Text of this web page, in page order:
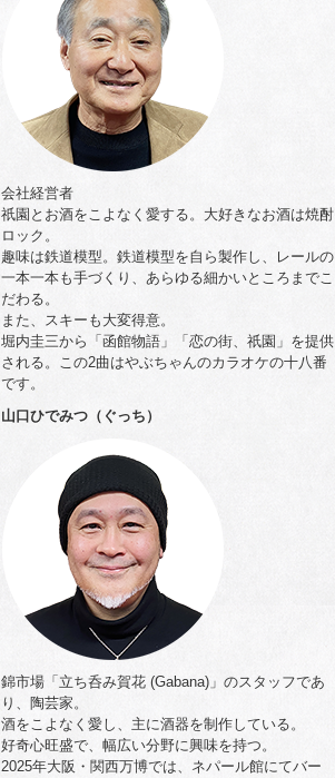
会社経営者
祇園とお酒をこよなく愛する。大好きなお酒は焼酎
ロック。
趣味は鉄道模型。鉄道模型を自ら製作し、レールの
一本一本も手づくり、あらゆる細かいところまでこ
だわる。
また、スキーも大変得意。
堀内圭三から「函館物語」「恋の街、祇園」を提供
される。この2曲はやぶちゃんのカラオケの十八番
です。
山口ひでみつ（ぐっち）
錦市場「立ち呑み賀花 (Gabana)」のスタッフであ
り、陶芸家。
酒をこよなく愛し、主に酒器を制作している。
好奇心旺盛で、幅広い分野に興味を持つ。
2025年大阪・関西万博では、ネパール館にてバー